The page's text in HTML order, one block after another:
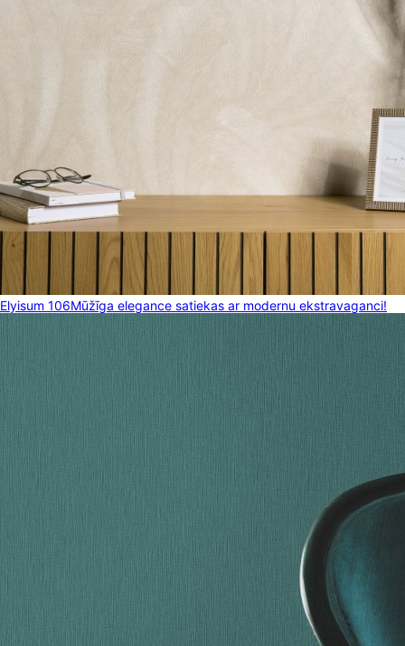
Elyisum 106Mūžīga elegance satiekas ar modernu ekstravaganci!